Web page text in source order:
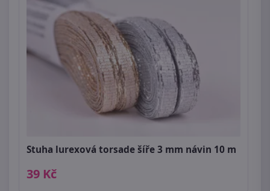
Stuha lurexová torsade šíře 3 mm návin 10 m
39 Kč